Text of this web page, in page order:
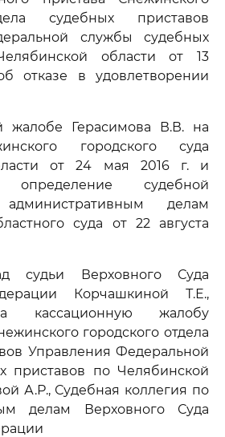
судебных приставов
службы судебных
области от 13
отказе в удовлетворении
жалобе Герасимова В.В. на
городского суда
от 24 мая 2016 г. и
определение судебной
делам
суда от 22 августа
судьи Верховного Суда
Корчашкиной Т.Е.,
кассационную жалобу
городского отдела
Управления Федеральной
приставов по Челябинской
А.Р., Судебная коллегия по
делам Верховного Суда